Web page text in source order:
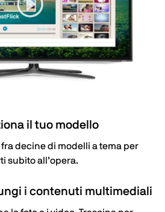
il tuo modello
decine di modelli a tema per
subito all’opera.
i contenuti multimediali